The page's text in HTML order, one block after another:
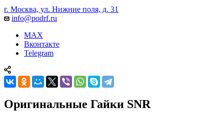
г. Москва, ул. Нижние поля, д. 31
info@podrf.ru
MAX
Вконтакте
Telegram
Оригинальные Гайки SNR